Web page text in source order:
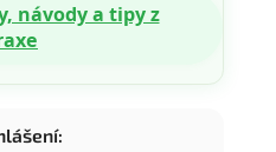
návody a tipy z